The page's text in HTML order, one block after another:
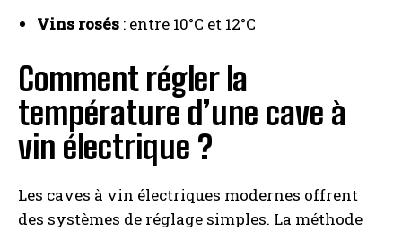
Vins rosés : entre 10°C et 12°C
Comment régler la
température d’une cave à
vin électrique ?
Les caves à vin électriques modernes offrent
des systèmes de réglage simples. La méthode